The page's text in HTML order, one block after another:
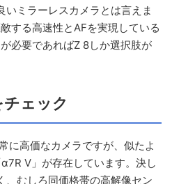
いミラーレスカメラとは言えま
する高速性とAFを実現している
必要であればZ 8しか選択肢が
ェック
に高価なカメラですが、似たよ
V」が存在しています。決し
、むしろ同価格帯の高解像セン